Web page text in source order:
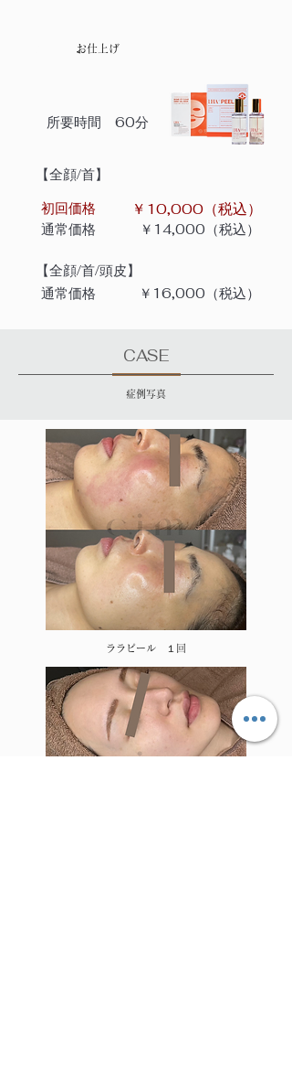
お仕上げ
所要時間 60分
​【全顔/首】
​【全顔/首/頭皮】
​通常価格
​￥16,000（税込）
​初回価格 ​￥10,000（税込）
​通常価格 ​￥14,000（税込）
​CASE
​症例写真
​ララピール １回